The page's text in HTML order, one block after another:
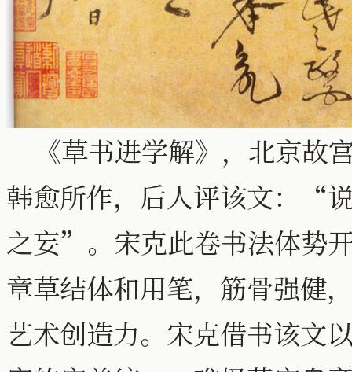
《草书进学解》，北京故
韩愈所作，后人评该文：“
之妄”。宋克此卷书法体势
章草结体和用笔，筋骨强健
艺术创造力。宋克借书该文